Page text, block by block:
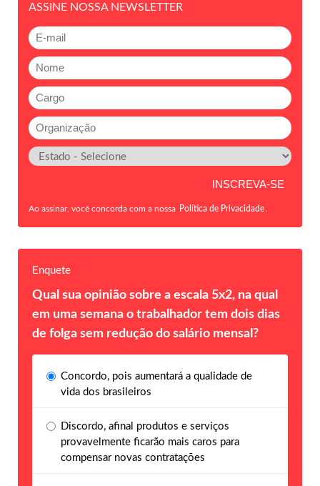
ASSINE NOSSA NEWSLETTER
Ao assinar, você concorda com a nossa Política de Privacidade
Enquete
Qual sua opinião sobre a escala 5x2, na qual
em uma semana o trabalhador tem dois dias
de folga sem redução do salário mensal?
Concordo, pois aumentará a qualidade de
vida dos brasileiros
Discordo, afinal produtos e serviços
provavelmente ficarão mais caros para
compensar novas contratações